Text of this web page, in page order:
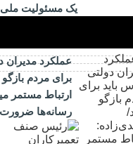
یک مسئولیت
عملکرد مدیران
برای مردم
ارتباط مستمر
رسانه‌ها ضرورت